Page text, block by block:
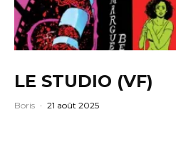
LE STUDIO (VF)
Boris · 21 août 2025